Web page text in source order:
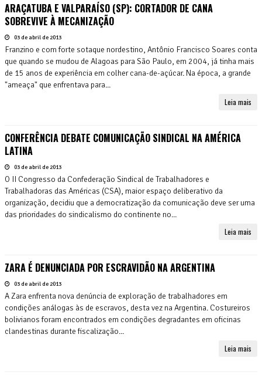
ARAÇATUBA E VALPARAÍSO (SP): CORTADOR DE CANA
SOBREVIVE À MECANIZAÇÃO
03 de abril de 2013
Franzino e com forte sotaque nordestino, Antônio Francisco Soares conta
que quando se mudou de Alagoas para São Paulo, em 2004, já tinha mais
de 15 anos de experiência em colher cana-de-açúcar. Na época, a grande
"ameaça" que enfrentava para...
Leia mais
CONFERÊNCIA DEBATE COMUNICAÇÃO SINDICAL NA AMÉRICA
LATINA
03 de abril de 2013
O II Congresso da Confederação Sindical de Trabalhadores e
Trabalhadoras das Américas (CSA), maior espaço deliberativo da
organização, decidiu que a democratização da comunicação deve ser uma
das prioridades do sindicalismo do continente no...
Leia mais
ZARA É DENUNCIADA POR ESCRAVIDÃO NA ARGENTINA
03 de abril de 2013
A Zara enfrenta nova denúncia de exploração de trabalhadores em
condições análogas às de escravos, desta vez na Argentina. Costureiros
bolivianos foram encontrados em condições degradantes em oficinas
clandestinas durante fiscalização...
Leia mais